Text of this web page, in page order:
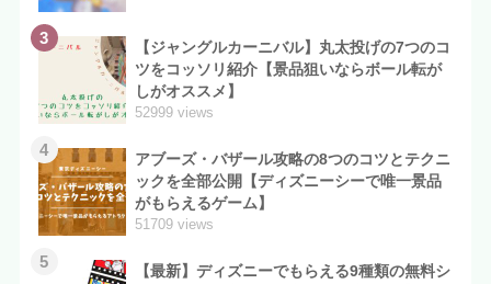
3
【ジャングルカーニバル】丸太投げの7つのコ
ツをコッソリ紹介【景品狙いならボール転が
しがオススメ】
52999 views
4
アブーズ・バザール攻略の8つのコツとテクニ
ックを全部公開【ディズニーシーで唯一景品
がもらえるゲーム】
51709 views
5
【最新】ディズニーでもらえる9種類の無料シ